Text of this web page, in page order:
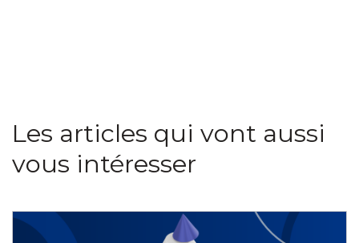
Les articles qui vont aussi
vous intéresser